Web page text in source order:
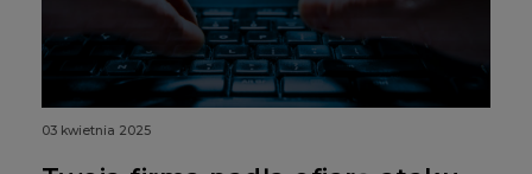
03 kwietnia 2025